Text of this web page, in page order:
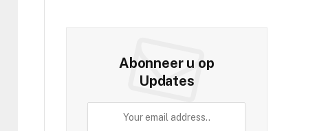
Abonneer u op
Updates